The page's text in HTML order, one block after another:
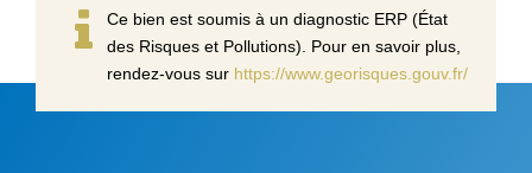
Ce bien est soumis à un diagnostic ERP (État
des Risques et Pollutions). Pour en savoir plus,
rendez-vous sur https://www.georisques.gouv.fr/